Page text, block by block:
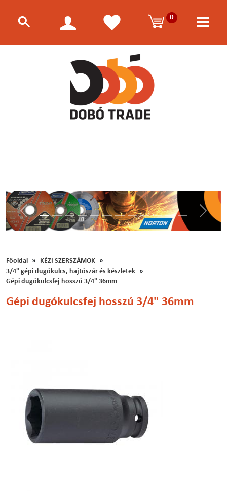
0
Előző
Főoldal
KÉZI SZERSZÁMOK
3/4" gépi dugókulcs, hajtószár és készletek
Gépi dugókulcsfej hosszú 3/4" 36mm
Gépi dugókulcsfej hosszú 3/4" 36mm